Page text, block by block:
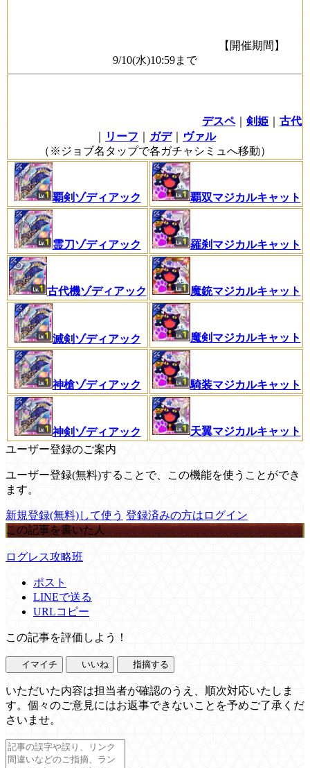
【開催期間】
9/10(水)10:59まで
デスペ｜ 剣姫
古代
リーフ ガデ｜
ヴァル
（※ジョブ名タップで各ガチャシミュへ移動）
覇剣ゾディアック 覇双マジカルキャット
霊刀ゾディアック 羅刹マジカルキャット
古代機ゾディアック 魔銃マジカルキャット
滅剣ゾディアック 魔剣マジカルキャット
神槍ゾディアック 騎装マジカルキャット
神剣ゾディアック
天翼マジカルキャット
ユーザー登録のご案内
ユーザー登録(無料)することで、この機能を使うことができ
ます。
新規登録(無料)して使う 登録済みの方はログイン
この記事を書いた人
ログレス攻略班
ポスト
LINEで送る
URLコピー
この記事を評価しよう！
イマイチ いいね 指摘する
いただいた内容は担当者が確認のうえ、順次対応いたしま
す。個々のご意見にはお返事できないことを予めご了承くだ
さいませ。